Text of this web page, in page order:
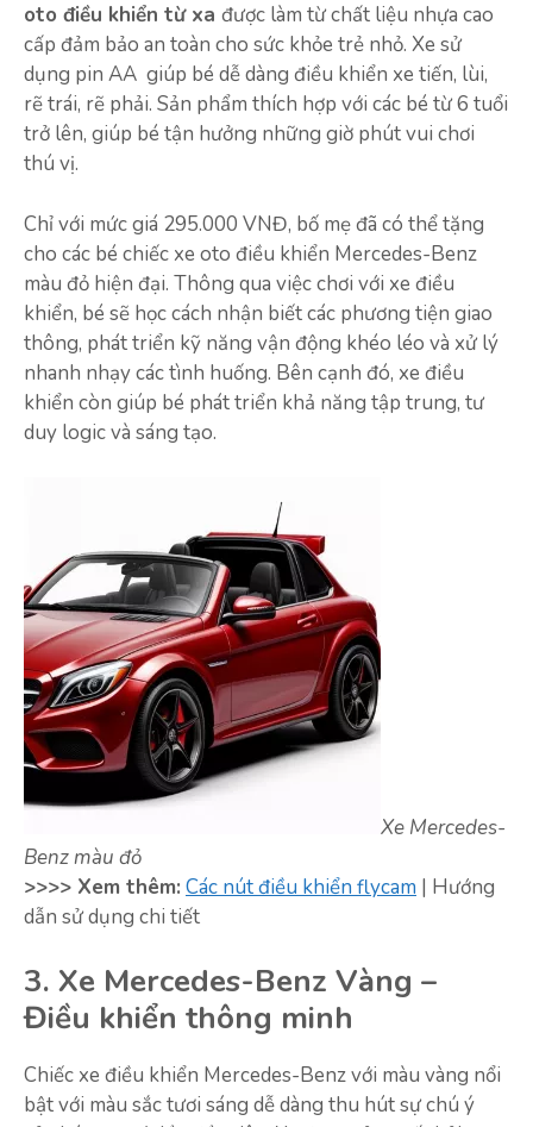
oto điều khiển từ xa được làm từ chất liệu nhựa cao
cấp đảm bảo an toàn cho sức khỏe trẻ nhỏ. Xe sử
dụng pin AA giúp bé dễ dàng điều khiển xe tiến, lùi,
rẽ trái, rẽ phải. Sản phẩm thích hợp với các bé từ 6 tuổi
trở lên, giúp bé tận hưởng những giờ phút vui chơi
thú vị.
Chỉ với mức giá 295.000 VNĐ, bố mẹ đã có thể tặng
cho các bé chiếc xe oto điều khiển Mercedes-Benz
màu đỏ hiện đại. Thông qua việc chơi với xe điều
khiển, bé sẽ học cách nhận biết các phương tiện giao
thông, phát triển kỹ năng vận động khéo léo và xử lý
nhanh nhạy các tình huống. Bên cạnh đó, xe điều
khiển còn giúp bé phát triển khả năng tập trung, tư
duy logic và sáng tạo.
Xe Mercedes-
Benz màu đỏ
>>>> Xem thêm: Các nút điều khiển flycam | Hướng
dẫn sử dụng chi tiết
3. Xe Mercedes-Benz Vàng –
Điều khiển thông minh
Chiếc xe điều khiển Mercedes-Benz với màu vàng nổi
bật với màu sắc tươi sáng dễ dàng thu hút sự chú ý